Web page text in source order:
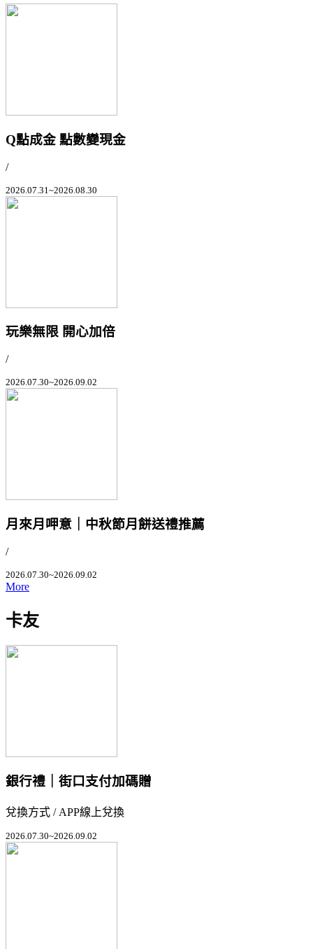
Q點成金 點數變現金
/
2026.07.31~2026.08.30
玩樂無限 開心加倍
/
2026.07.30~2026.09.02
月來月呷意｜中秋節月餅送禮推薦
/
2026.07.30~2026.09.02
More
卡友
銀行禮｜街口支付加碼贈
兌換方式 / APP線上兌換
2026.07.30~2026.09.02